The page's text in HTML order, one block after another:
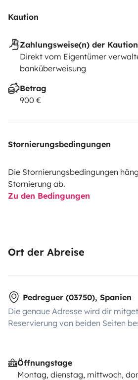
Kaution
Zahlungsweise(n) der Kaution
Direkt vom Eigentümer
banküberweisung
Betrag
900 €
Stornierungsbedingungen
Die Stornierungsbedingungen
Stornierung ab.
Zu den Bedingungen
Ort der Abreise
Pedreguer (03750), Spanien
Die genaue Adresse wird dir
Reservierung von beiden Seiten
Öffnungstage
Montag, dienstag, mittwoch,